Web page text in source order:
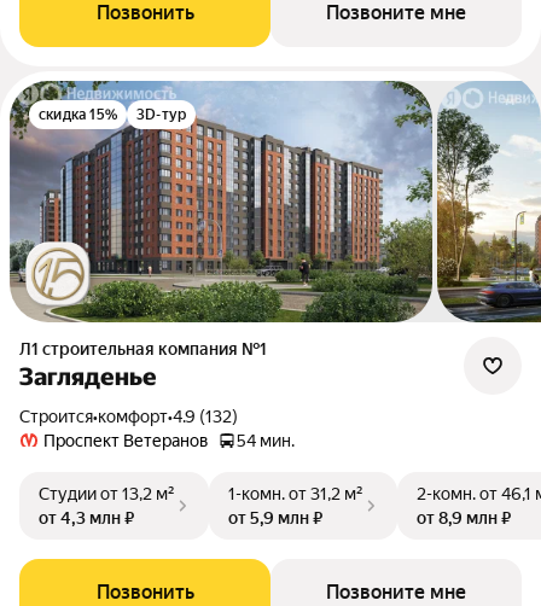
Позвонить Позвоните мне
скидка 15% 3D-тур
Л1 cтроительная компания №1
Загляденье
Строится•комфорт•4.9 (132)
Проспект Ветеранов
54 мин.
Студииот 13,2 м²
от 4,3 млн ₽
1-комн.от 31,2 м²
от 5,9 млн ₽
2-комн.от 46,1
от 8,9 млн ₽
Позвонить Позвоните мне